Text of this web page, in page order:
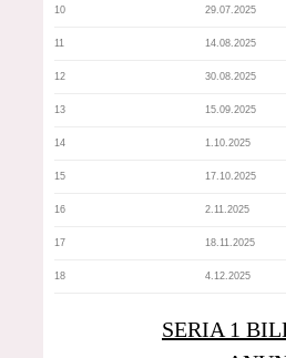
10 29.07.2025
11 14.08.2025
12 30.08.2025
13 15.09.2025
14 1.10.2025
15 17.10.2025
16 2.11.2025
17 18.11.2025
18 4.12.2025
SERIA 1